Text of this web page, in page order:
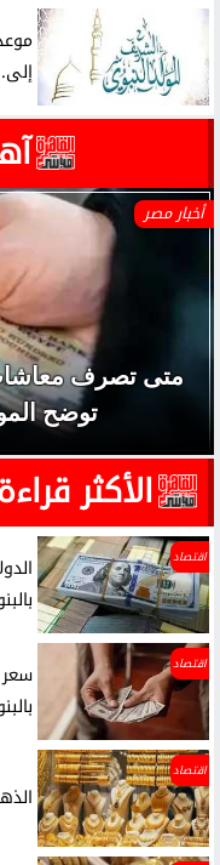
أخبار مصر
توضح
الأكثر
اقتصاد
اقتصاد
سعر
اقتصاد